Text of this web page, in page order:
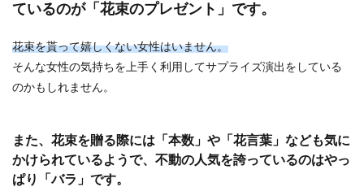
いるのではな...
ているのが「花束のプレゼント」です。
花束を貰って嬉しくない女性はいません。
そんな女性の気持ちを上手く利用してサプライズ演出をしている
のかもしれません。
また、花束を贈る際には「本数」や「花言葉」なども気に
かけられているようで、不動の人気を誇っているのはやっ
ぱり「バラ」です。